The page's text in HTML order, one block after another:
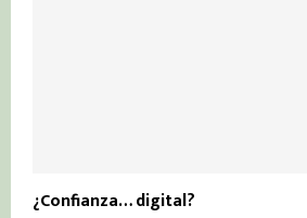
¿Confianza… digital?